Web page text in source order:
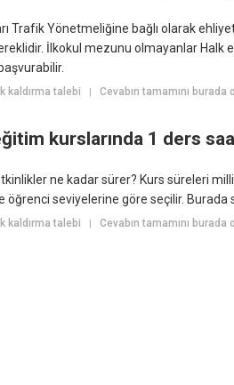
Trafik Yönetmeliğine bağlı olarak
İlkokul mezunu olmayanlar
kaldırma talebi | Cevabın tamamını
kurslarında 1 ders
ne kadar sürer? Kurs süreleri
öğrenci seviyelerine göre seçilir. Burada
kaldırma talebi | Cevabın tamamını